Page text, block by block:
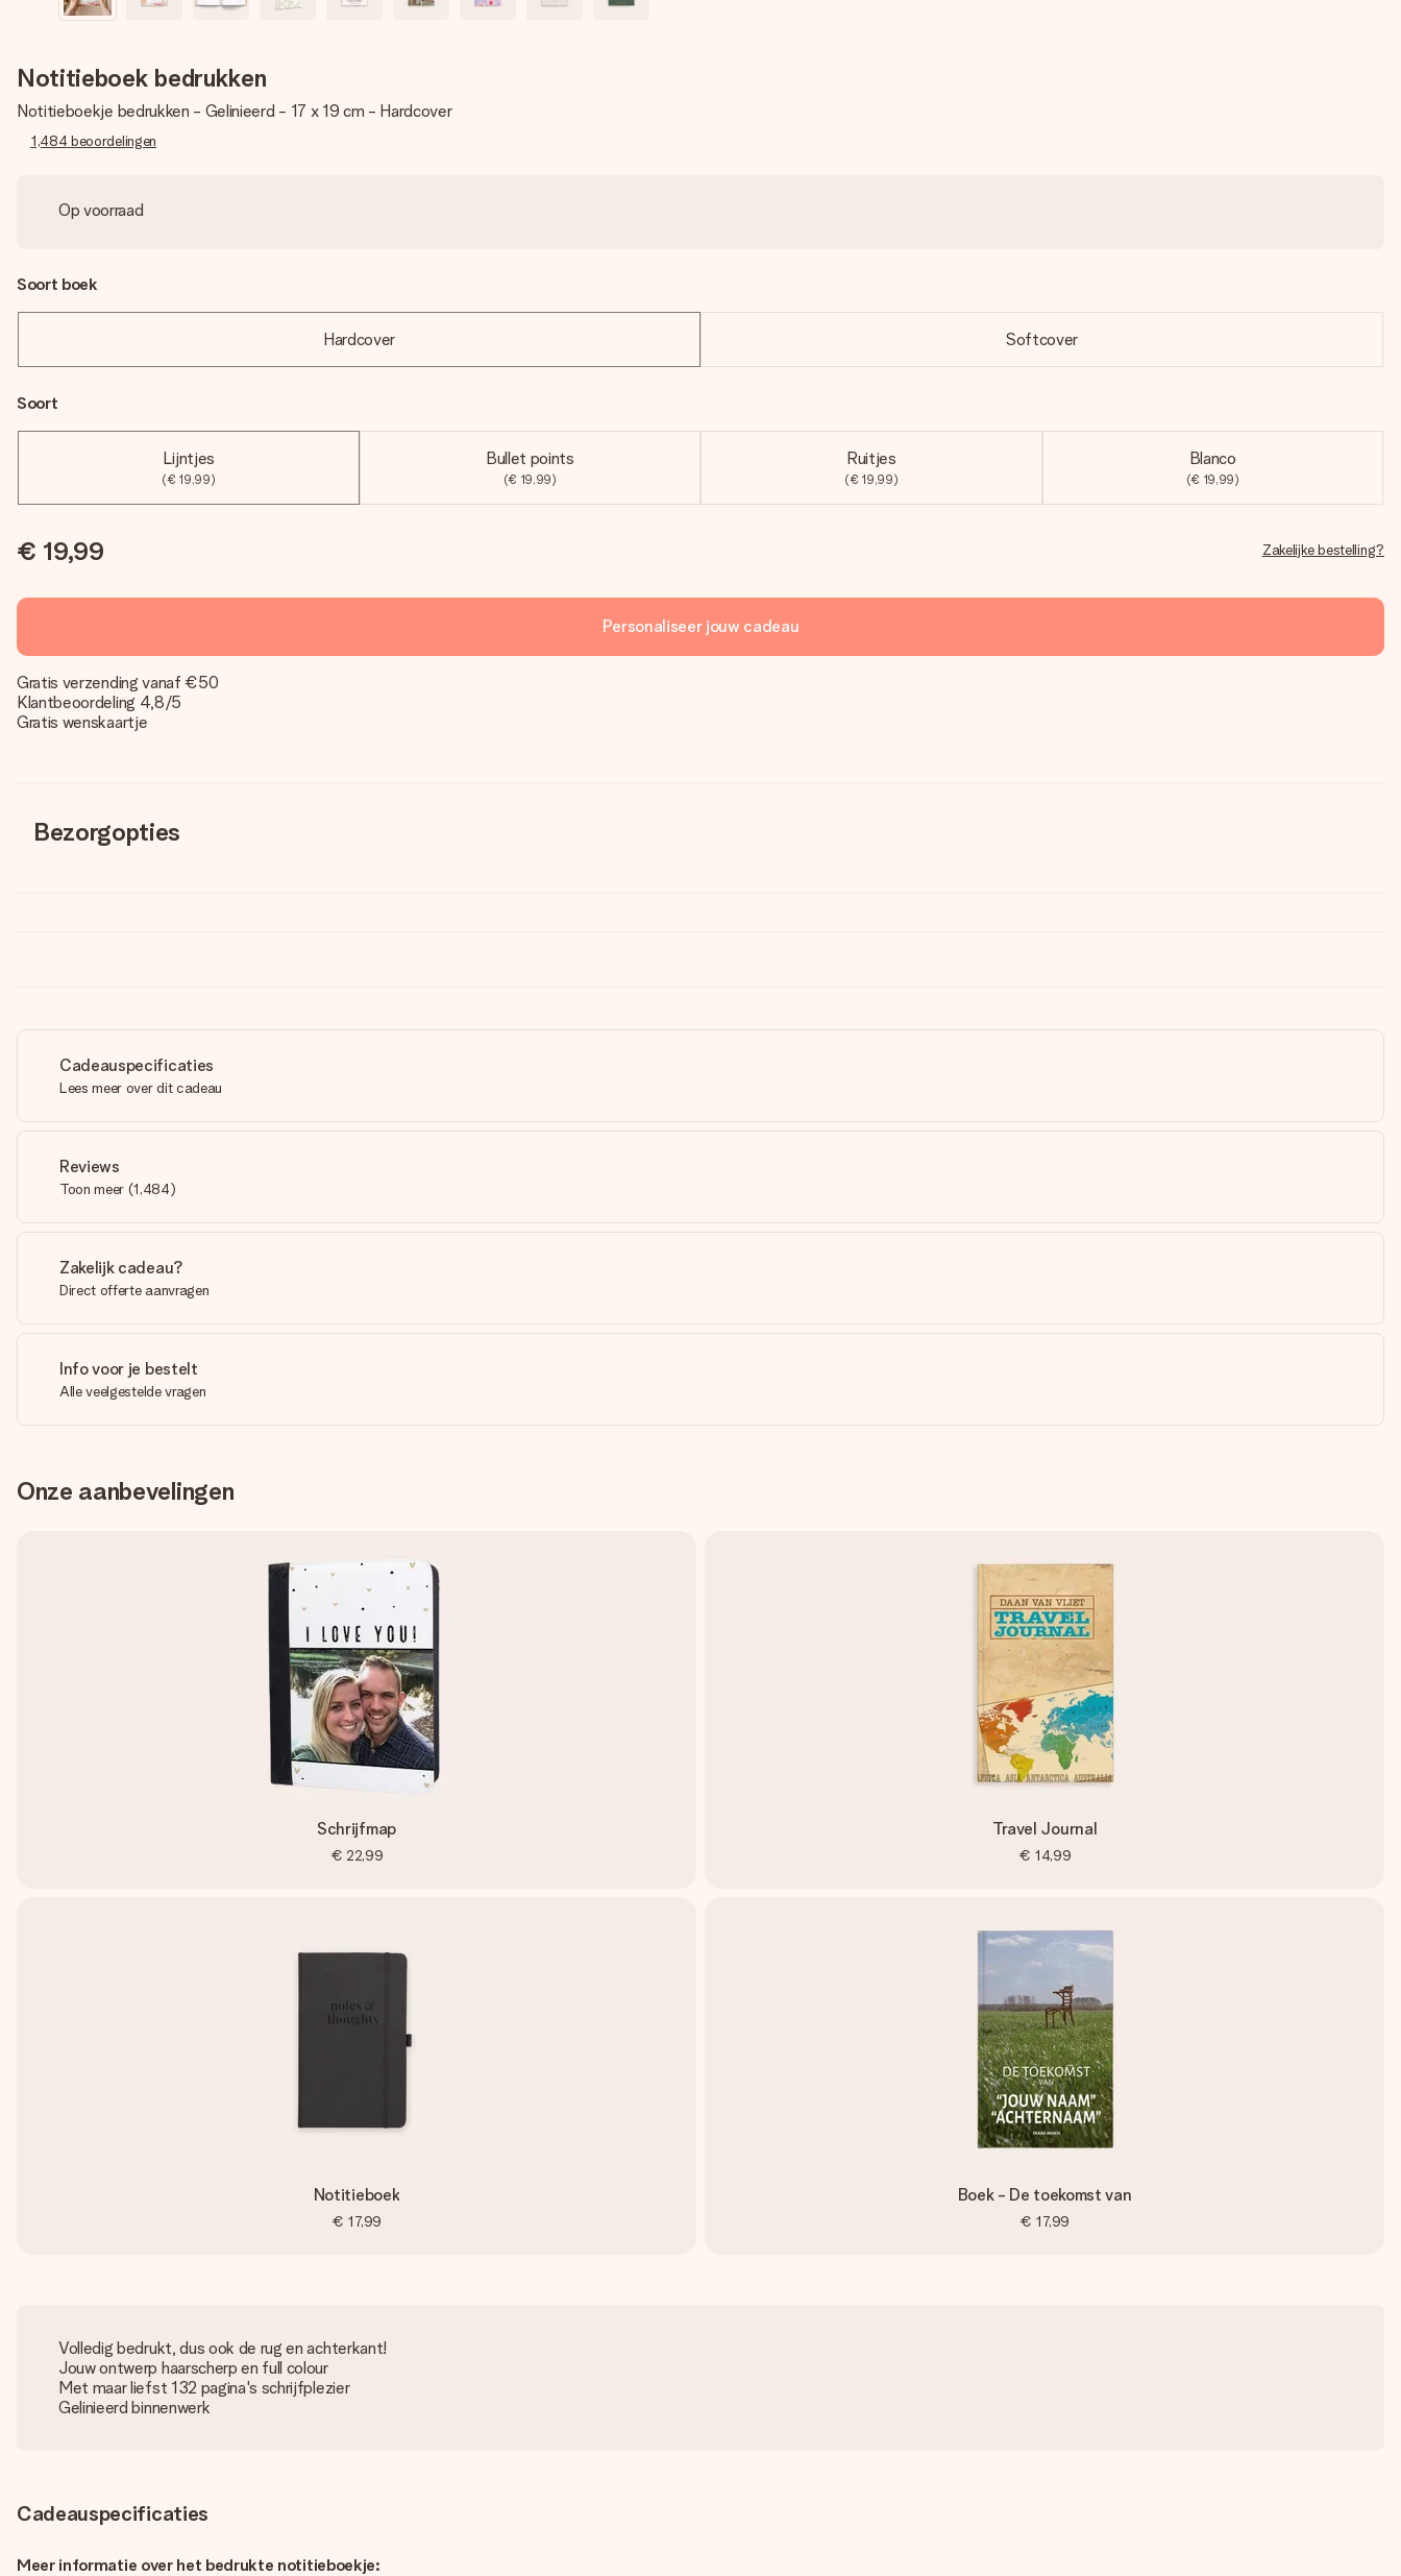
Notitieboek bedrukken
Notitieboekje bedrukken - Gelinieerd - 17 x 19 cm - Hardcover
1,484 beoordelingen
Op voorraad
Soort boek
Hardcover Softcover
Soort
Lijntjes
(€ 19,99)
Bullet points
(€ 19,99)
Ruitjes
(€ 19,99)
Blanco
(€ 19,99)
€ 19,99 Zakelijke bestelling?
Personaliseer jouw cadeau
Gratis verzending vanaf €50
Klantbeoordeling 4,8/5
Gratis wenskaartje
Bezorgopties
Cadeauspecificaties
Lees meer over dit cadeau
Reviews
Toon meer (1,484)
Zakelijk cadeau?
Direct offerte aanvragen
Info voor je bestelt
Alle veelgestelde vragen
Onze aanbevelingen
Schrijfmap
€ 22,99
Travel Journal
€ 14,99
Notitieboek
€ 17,99
Boek - De toekomst van
€ 17,99
Volledig bedrukt, dus ook de rug en achterkant!
Jouw ontwerp haarscherp en full colour
Met maar liefst 132 pagina's schrijfplezier
Gelinieerd binnenwerk
Cadeauspecificaties
Meer informatie over het bedrukte notitieboekje: